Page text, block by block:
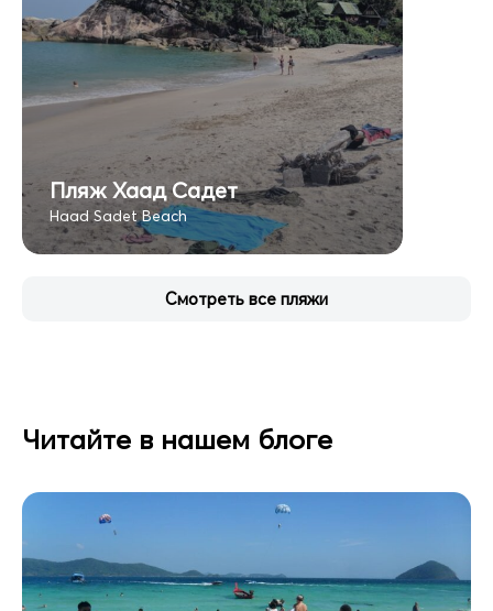
Пляж Хаад Садет
Haad Sadet Beach
Смотреть все пляжи
Читайте в нашем блоге